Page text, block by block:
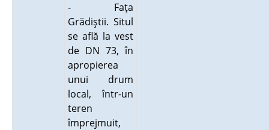
- Faţa
Grădiştii. Situl
se află la vest
de DN 73, în
apropierea
unui drum
local, într-un
teren
împrejmuit,